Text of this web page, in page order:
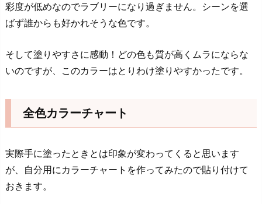
彩度が低めなのでラブリーになり過ぎません。シーンを選
ばず誰からも好かれそうな色です。
そして塗りやすさに感動！どの色も質が高くムラにならな
いのですが、このカラーはとりわけ塗りやすかったです。
全色カラーチャート
実際手に塗ったときとは印象が変わってくると思います
が、自分用にカラーチャートを作ってみたので貼り付けて
おきます。